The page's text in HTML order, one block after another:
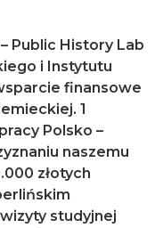
Public History Lab
i Instytutu
finansowe
1
Polsko –
naszemu
złotych
studyjnej